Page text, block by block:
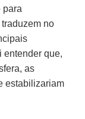
para
traduzem no
entender que,
as
estabilizariam